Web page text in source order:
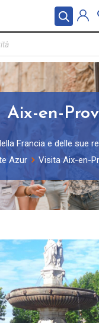
cookies
Aix-en-
Francia e delle sue
Azur
Visita Aix-en-